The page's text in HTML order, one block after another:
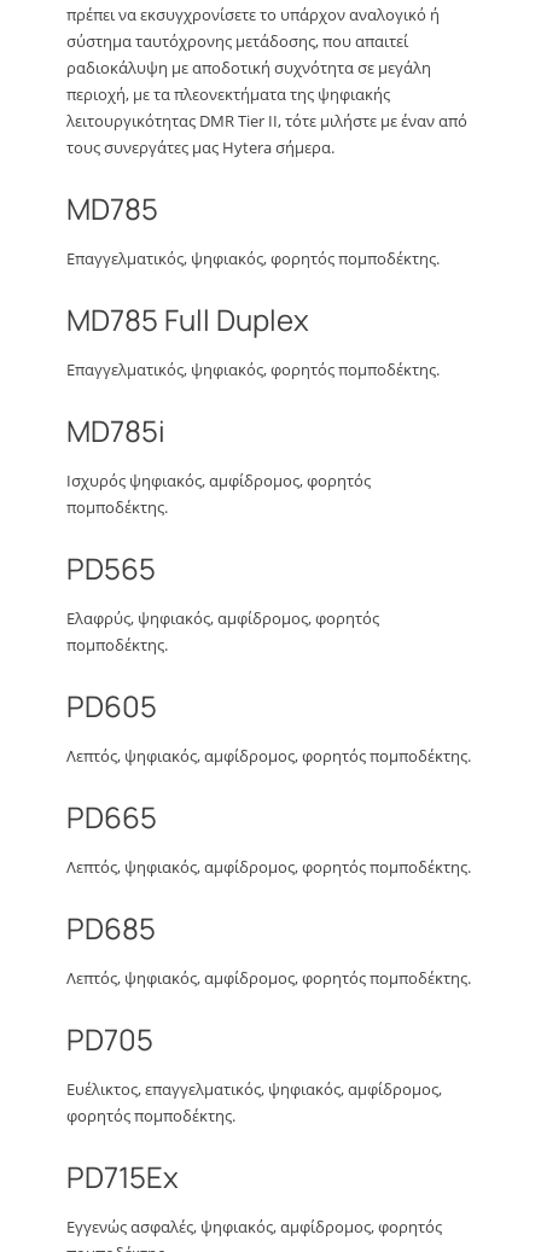
πρέπει να εκσυγχρονίσετε το υπάρχον αναλογικό ή
σύστημα ταυτόχρονης μετάδοσης, που απαιτεί
ραδιοκάλυψη με αποδοτική συχνότητα σε μεγάλη
περιοχή, με τα πλεονεκτήματα της ψηφιακής
λειτουργικότητας DMR Tier II, τότε μιλήστε με έναν από
τους συνεργάτες μας Hytera σήμερα.
MD785
Επαγγελματικός, ψηφιακός, φορητός πομποδέκτης.
MD785 Full Duplex
Επαγγελματικός, ψηφιακός, φορητός πομποδέκτης.
MD785i
Ισχυρός ψηφιακός, αμφίδρομος, φορητός
πομποδέκτης.
PD565
Ελαφρύς, ψηφιακός, αμφίδρομος, φορητός
πομποδέκτης.
PD605
Λεπτός, ψηφιακός, αμφίδρομος, φορητός πομποδέκτης.
PD665
Λεπτός, ψηφιακός, αμφίδρομος, φορητός πομποδέκτης.
PD685
Λεπτός, ψηφιακός, αμφίδρομος, φορητός πομποδέκτης.
PD705
Ευέλικτος, επαγγελματικός, ψηφιακός, αμφίδρομος,
φορητός πομποδέκτης.
PD715Ex
Εγγενώς ασφαλές, ψηφιακός, αμφίδρομος, φορητός